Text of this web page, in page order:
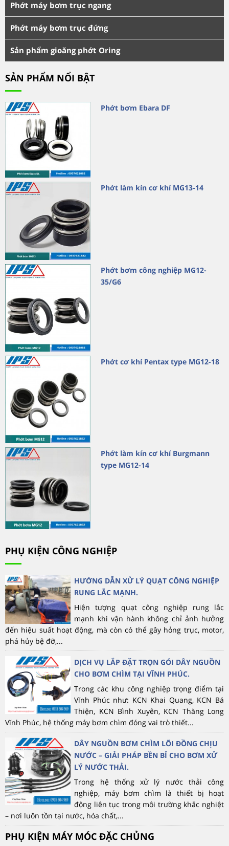
Phớt máy bơm trục ngang
Phớt máy bơm trục đứng
Sản phẩm gioăng phớt Oring
SẢN PHẨM NỔI BẬT
Phớt bơm Ebara DF
Phớt làm kín cơ khí MG13-14
Phớt bơm công nghiệp MG12-
35/G6
Phớt cơ khí Pentax type MG12-18
Phớt làm kín cơ khí Burgmann
type MG12-14
PHỤ KIỆN CÔNG NGHIỆP
HƯỚNG DẪN XỬ LÝ QUẠT CÔNG NGHIỆP
RUNG LẮC MẠNH.
Hiện tượng quạt công nghiệp rung lắc
mạnh khi vận hành không chỉ ảnh hưởng
đến hiệu suất hoạt động, mà còn có thể gây hỏng trục, motor,
phá hủy bệ đỡ,...
DỊCH VỤ LẮP ĐẶT TRỌN GÓI DÂY NGUỒN
CHO BƠM CHÌM TẠI VĨNH PHÚC.
Trong các khu công nghiệp trọng điểm tại
Vĩnh Phúc như: KCN Khai Quang, KCN Bá
Thiện, KCN Bình Xuyên, KCN Thăng Long
Vĩnh Phúc, hệ thống máy bơm chìm đóng vai trò thiết...
DÂY NGUỒN BƠM CHÌM LÕI ĐỒNG CHỊU
NƯỚC – GIẢI PHÁP BỀN BỈ CHO BƠM XỬ
LÝ NƯỚC THẢI.
Trong hệ thống xử lý nước thải công
nghiệp, máy bơm chìm là thiết bị hoạt
động liên tục trong môi trường khắc nghiệt
– nơi luôn tồn tại nước, hóa chất,...
PHỤ KIỆN MÁY MÓC ĐẶC CHỦNG